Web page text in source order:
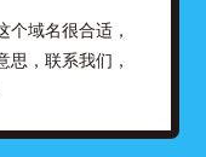
个域名很合适，
思，联系我们，